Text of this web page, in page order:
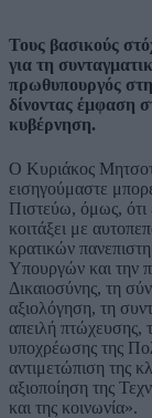
Τους βασικούς
για τη
πρωθυπουργός
δίνοντας έμφαση
κυβέρνηση.
Ο Κυριάκος
εισηγούμαστε
Πιστεύω, όμως, ότι
κοιτάξει με
κρατικών
Υπουργών και την
Δικαιοσύνης, τη
αξιολόγηση, τη
απειλή πτώχευσης,
υποχρέωσης της
αντιμετώπιση της
αξιοποίηση της
και της κοινωνία».